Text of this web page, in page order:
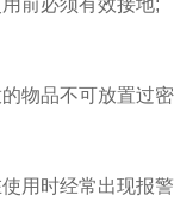
前必须有效接地;
品不可放置过密
时经常出现报警